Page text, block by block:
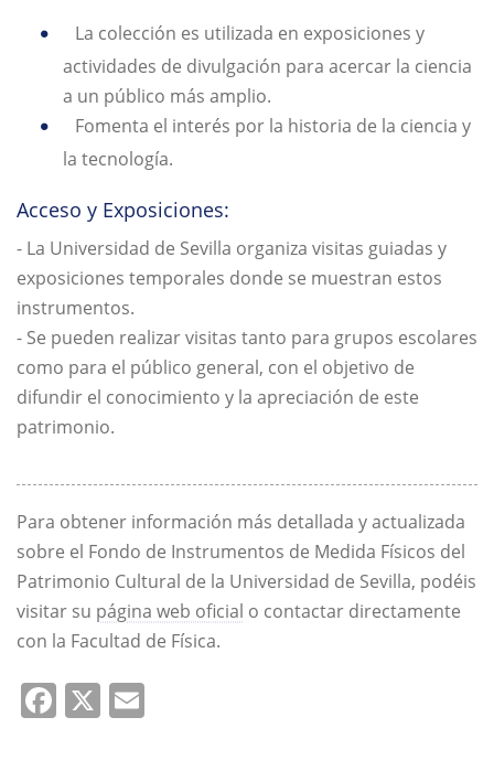
La colección es utilizada en exposiciones y
actividades de divulgación para acercar la ciencia
a un público más amplio.
Fomenta el interés por la historia de la ciencia y
la tecnología.
Acceso y Exposiciones:
- La Universidad de Sevilla organiza visitas guiadas y
exposiciones temporales donde se muestran estos
instrumentos.
- Se pueden realizar visitas tanto para grupos escolares
como para el público general, con el objetivo de
difundir el conocimiento y la apreciación de este
patrimonio.
Para obtener información más detallada y actualizada
sobre el Fondo de Instrumentos de Medida Físicos del
Patrimonio Cultural de la Universidad de Sevilla, podéis
visitar su página web oficial o contactar directamente
con la Facultad de Física.
Facebook
X